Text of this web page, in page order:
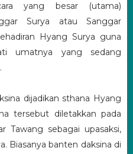
yang besar (utama)
Surya atau Sanggar
Hyang Surya guna
umatnya yang sedang
dijadikan sthana Hyang
tersebut diletakkan pada
Tawang sebagai upasaksi,
Biasanya banten daksina di